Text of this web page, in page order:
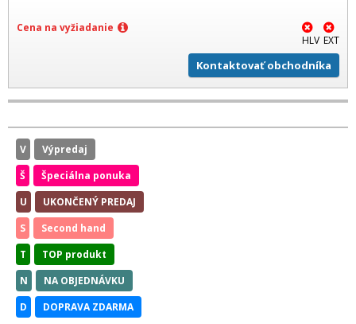
Cena na vyžiadanie
HLV EXT
Kontaktovať obchodníka
V
Výpredaj
Š
Špeciálna ponuka
U
UKONČENÝ PREDAJ
S
Second hand
T
TOP produkt
N
NA OBJEDNÁVKU
D
DOPRAVA ZDARMA